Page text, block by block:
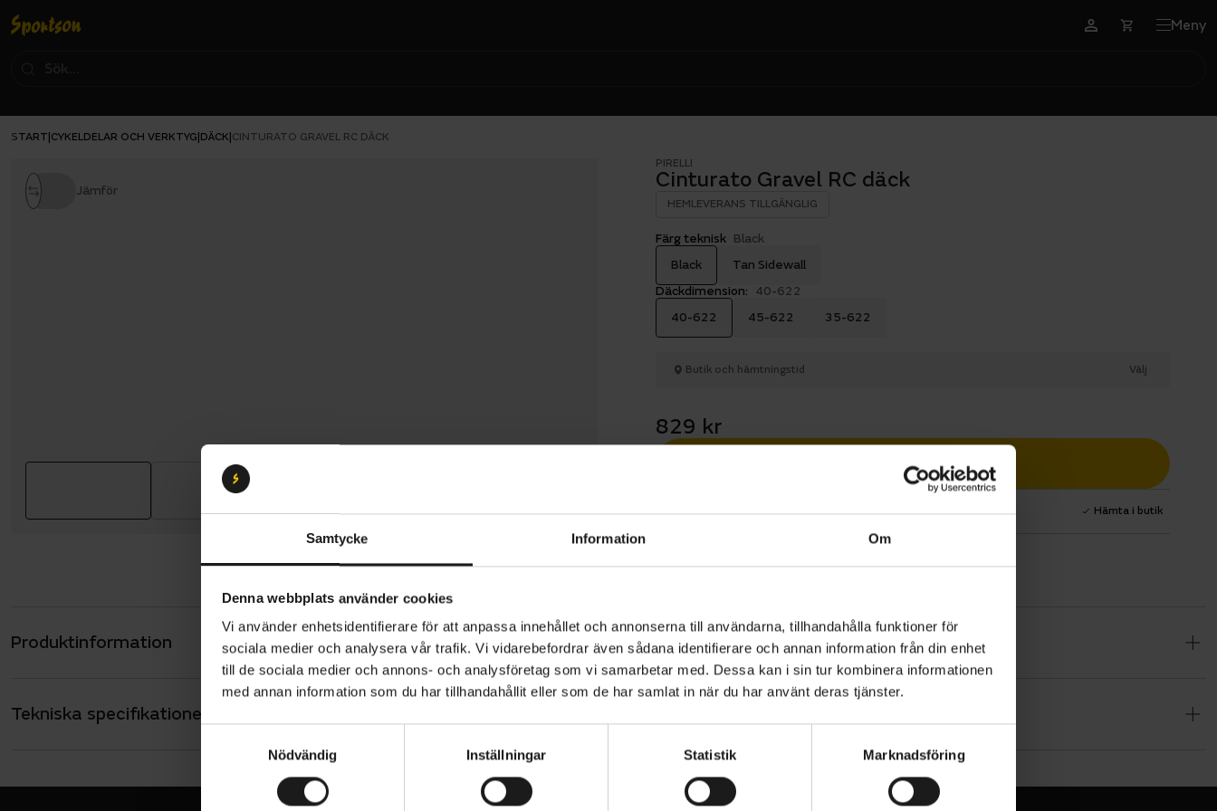
Samtycke Information Om
Denna webbplats använder cookies
Vi använder enhetsidentifierare för att anpassa innehållet och annonserna till användarna, tillhandahålla funktioner för
sociala medier och analysera vår trafik. Vi vidarebefordrar även sådana identifierare och annan information från din enhet
till de sociala medier och annons- och analysföretag som vi samarbetar med. Dessa kan i sin tur kombinera informationen
med annan information som du har tillhandahållit eller som de har samlat in när du har använt deras tjänster.
Nödvändig Inställningar Statistik Marknadsföring
Meny
START CYKELDELAR OCH VERKTYG DÄCK CINTURATO GRAVEL RC DÄCK
Jämför
PIRELLI
Cinturato Gravel RC däck
HEMLEVERANS TILLGÄNGLIG
Färg teknisk Black
Black
Tan Sidewall
Däckdimension: 40-622
40-622
45-622 35-622
Butik och hämtningstid Välj
829 kr
Lägg i varukorg
1 års öppet köp 1 års fri service Hämta i butik
Produktinformation
Pirelli Cinturato™ Gravel RC är ett graveldäck för racing, baserat på Pirellis
erfarenhet från de största tävlingarna runt om i världen och feedback från
proffsidrottare. Mönsterdesignen är inspirerad av Scorpion™ XC RC, med fokus
på två viktiga egenskaper: högre medelhastighet på raka och snabba linjer,
Cinturato™ Gravel RC är kompatibelt med hookless-fälgar enligt ETRTO:s
Tekniska specifikationer
Gravel
VARUMÄRKE
Pirelli